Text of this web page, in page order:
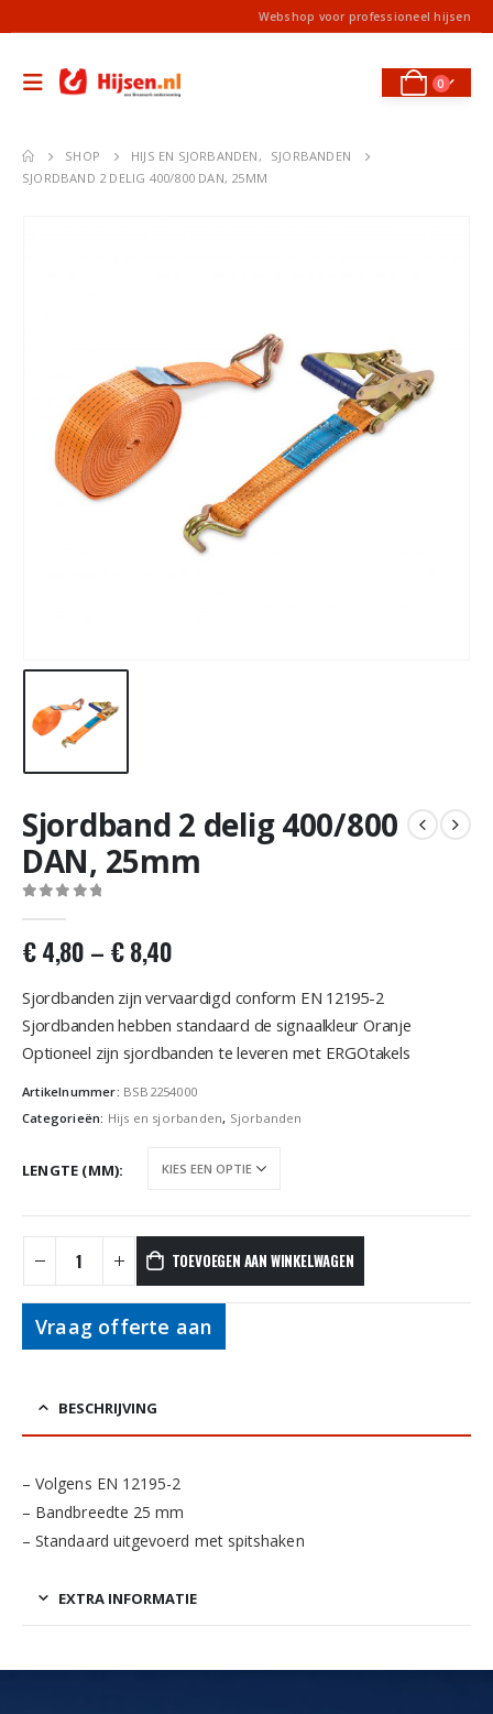
Webshop voor professioneel hijsen
0
SHOP HIJS EN SJORBANDEN,
SJORBANDEN
SJORDBAND 2 DELIG 400/800 DAN, 25MM
Sjordband 2 delig 400/800
DAN, 25mm
€4,80 – €8,40
Sjordbanden zijn vervaardigd conform EN 12195-2
Sjordbanden hebben standaard de signaalkleur Oranje
Optioneel zijn sjordbanden te leveren met ERGOtakels
Artikelnummer: BSB2254000
Categorieën: Hijs en sjorbanden, Sjorbanden
LENGTE (MM)
TOEVOEGEN AAN WINKELWAGEN
Vraag offerte aan
BESCHRIJVING
– Volgens EN 12195-2
– Bandbreedte 25 mm
– Standaard uitgevoerd met spitshaken
EXTRA INFORMATIE